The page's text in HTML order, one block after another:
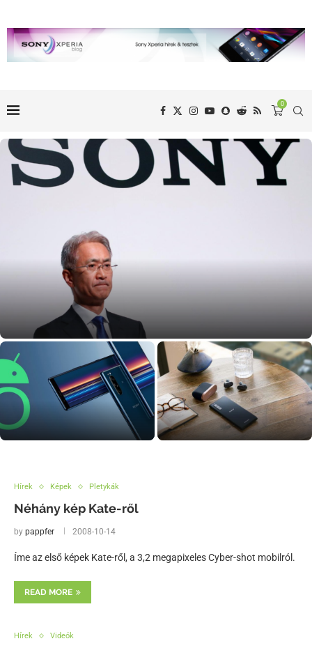
0
A Sony nem vesz részt az idei MWC-n a koronavírus
miatt
Ezek az Xperia készülékek kapják
meg az Android 10 frissítést
Xperia 5 – megérkezett a Sony új
„kompakt” csúcskészüléke
Hírek Képek Pletykák
Néhány kép Kate-ről
by pappfer 2008-10-14
Íme az első képek Kate-ről, a 3,2 megapixeles Cyber-shot mobilról.
READ MORE
Hírek Videók